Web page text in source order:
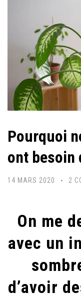
Pourquoi
ont besoin
14 MARS 2020 2
On me
avec un
d’avoir